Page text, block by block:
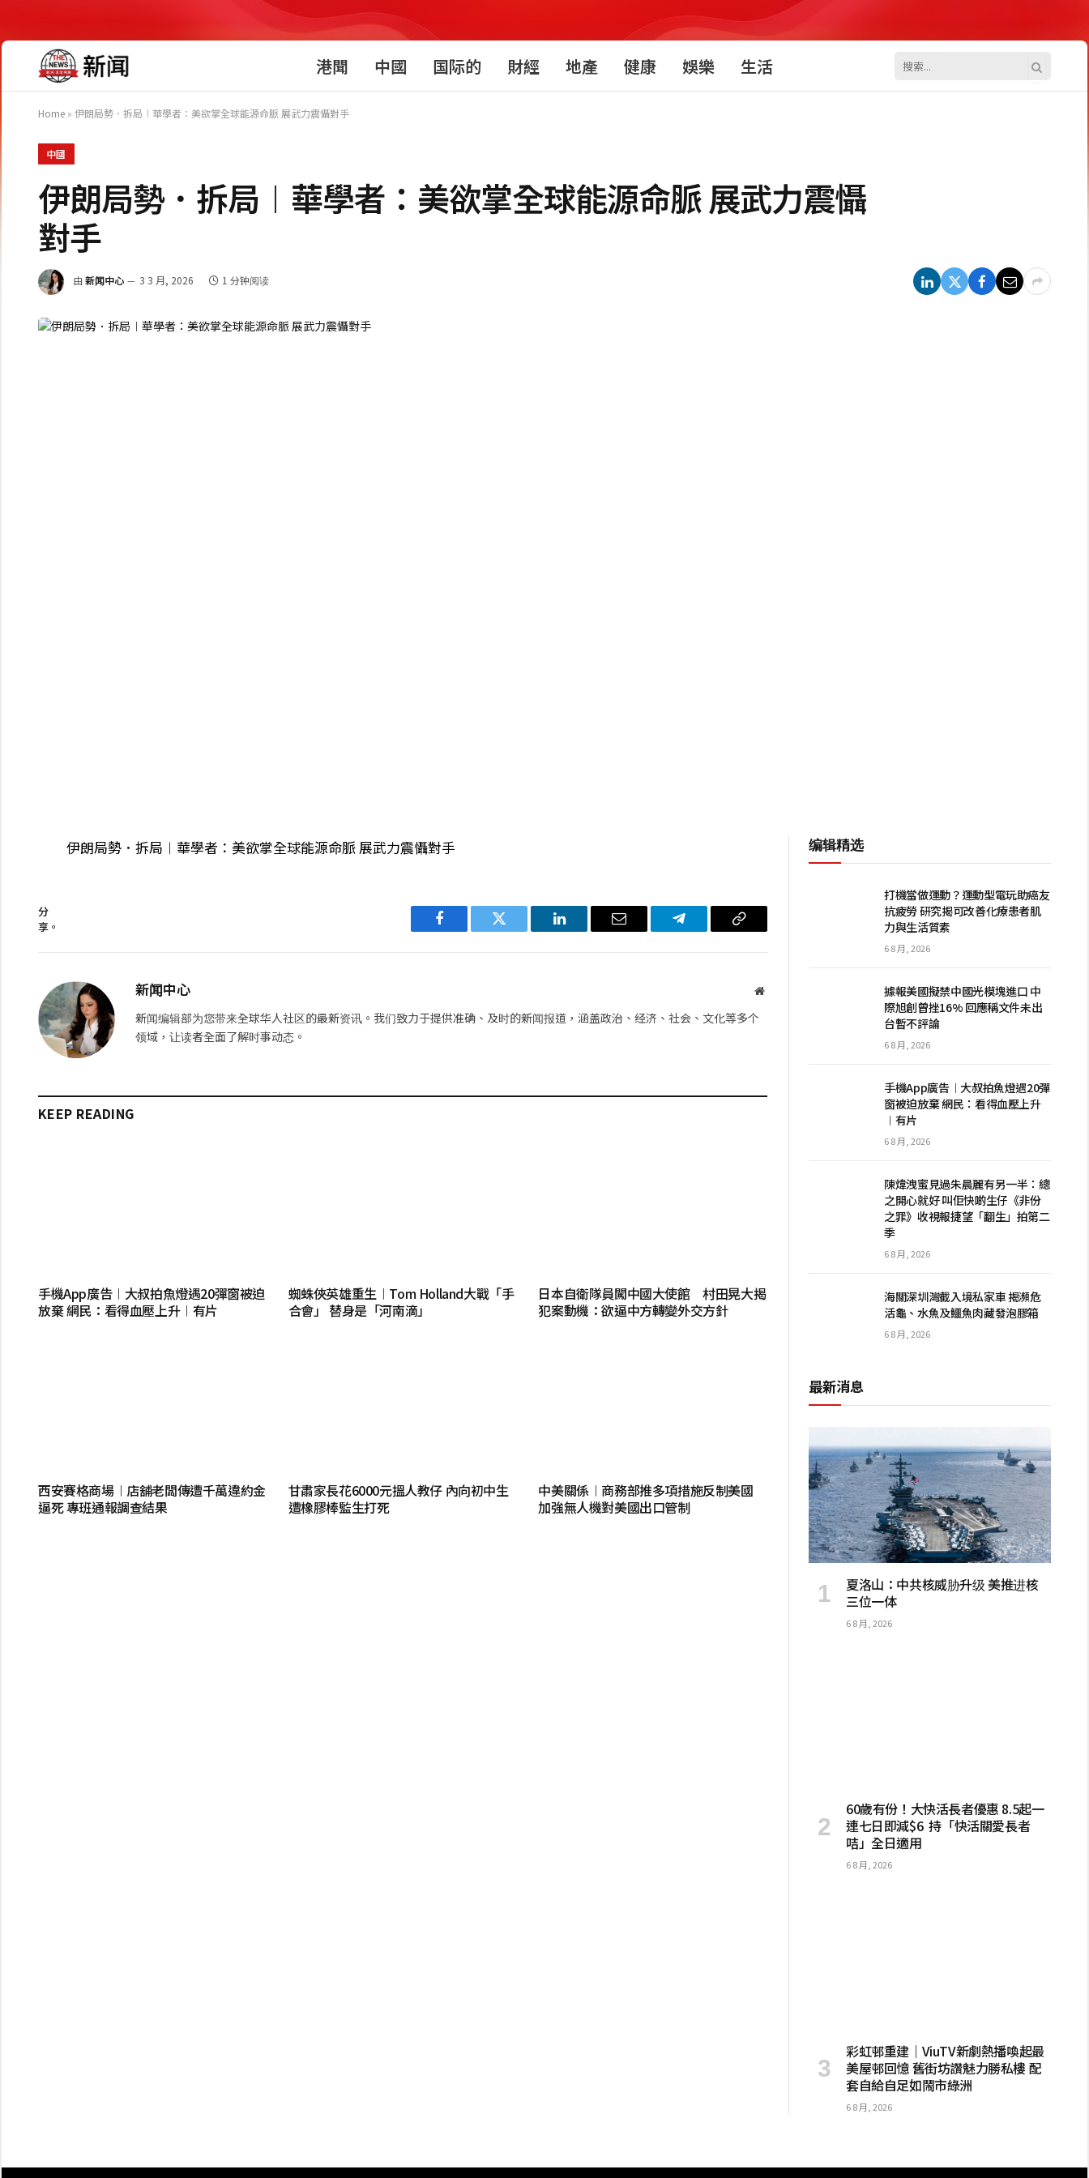
港聞 中國 国际的 財經 地產 健康 娛樂 生活
Home » 伊朗局勢．拆局︱華學者：美欲掌全球能源命脈 展武力震懾對手
中國
伊朗局勢．拆局︱華學者：美欲掌全球能源命脈 展武力震懾
對手
由 新闻中心 3 3 月, 2026 1 分钟阅读
伊朗局勢．拆局︱華學者：美欲掌全球能源命脈 展武力震懾對手
分
享。
Facebook Twitter LinkedIn 电
Telegram 复
新闻中心
网
新闻编辑部为您带来全球华人社区的最新资讯。我们致力于提供准确、及时的新闻报道，涵盖政治、经济、社会、文化等多个
领域，让读者全面了解时事动态。
KEEP READING
手機App廣告︱大叔拍魚燈遇20彈窗被迫
放棄 網民：看得血壓上升︱有片
蜘蛛俠英雄重生︱Tom Holland大戰「手
合會」 替身是「河南滴」
日本自衛隊員闖中國大使館 村田晃大揭
犯案動機：欲逼中方轉變外交方針
西安賽格商場︱店舖老闆傳遭千萬違約金
逼死 專班通報調查結果
甘肅家長花6000元搵人教仔 內向初中生
遭橡膠棒監生打死
中美關係︱商務部推多項措施反制美國
加強無人機對美國出口管制
编辑精选
打機當做運動？運動型電玩助癌友
抗疲勞 研究揭可改善化療患者肌
力與生活質素
6 8 月, 2026
據報美國擬禁中國光模塊進口 中
際旭創曾挫16% 回應稱文件未出
台暫不評論
6 8 月, 2026
手機App廣告︱大叔拍魚燈遇20彈
窗被迫放棄 網民：看得血壓上升
︱有片
6 8 月, 2026
陳煒洩蜜見過朱晨麗有另一半：總
之開心就好 叫佢快啲生仔《非份
之罪》收視報捷望「翻生」拍第二
季
6 8 月, 2026
海關深圳灣截入境私家車 揭瀕危
活龜、水魚及鱷魚肉藏發泡膠箱
6 8 月, 2026
最新消息
夏洛山：中共核威胁升级 美推进核
三位一体
6 8 月, 2026
60歲有份！大快活長者優惠 8.5起一
連七日即減$6 持「快活關愛長者
咭」全日適用
6 8 月, 2026
彩虹邨重建｜ViuTV新劇熱播喚起最
美屋邨回憶 舊街坊讚魅力勝私樓 配
套自給自足如鬧市綠洲
6 8 月, 2026